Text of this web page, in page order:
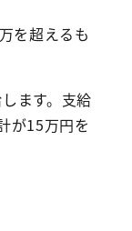
を超えるも
ます。支給
が15万円を